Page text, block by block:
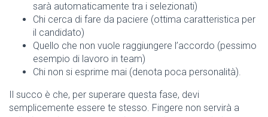
sarà automaticamente tra i selezionati)
Chi cerca di fare da paciere (ottima caratteristica per
il candidato)
Quello che non vuole raggiungere l’accordo (pessimo
esempio di lavoro in team)
Chi non si esprime mai (denota poca personalità).
Il succo è che, per superare questa fase, devi
semplicemente essere te stesso. Fingere non servirà a